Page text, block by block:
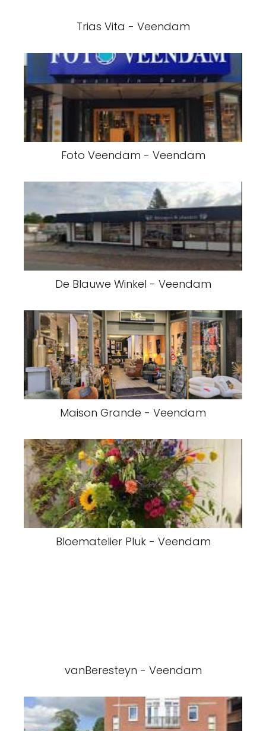
Trias Vita - Veendam
Foto Veendam - Veendam
De Blauwe Winkel - Veendam
Maison Grande - Veendam
Bloematelier Pluk - Veendam
vanBeresteyn - Veendam